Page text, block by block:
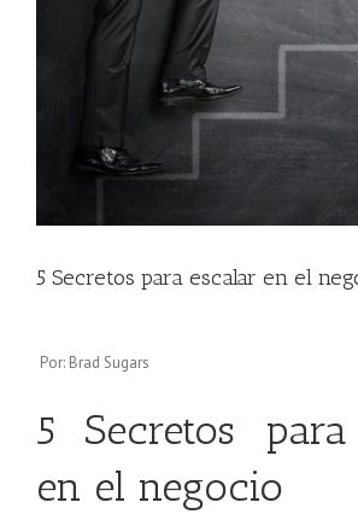
5 Secretos para escalar en el
Por: Brad Sugars
5 Secretos
en el negocio